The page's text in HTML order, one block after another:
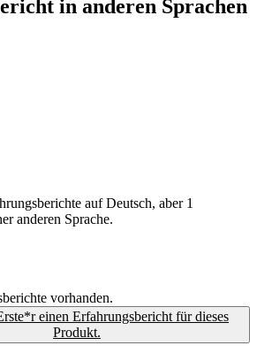
in anderen Sprachen
auf Deutsch, aber 1
anderen Sprache.
vorhanden.
einen Erfahrungsbericht für dieses
Produkt.